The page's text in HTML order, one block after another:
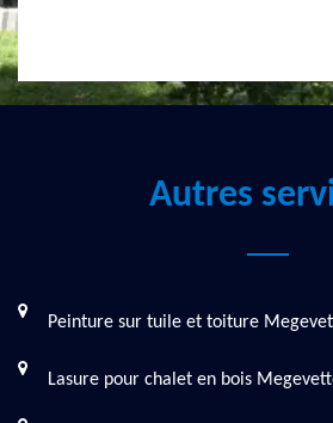
Autres
Peinture sur tuile et toiture
Lasure pour chalet en bois